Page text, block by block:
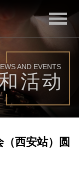
首
页
新
AND EVENTS
活动
西安站）圆